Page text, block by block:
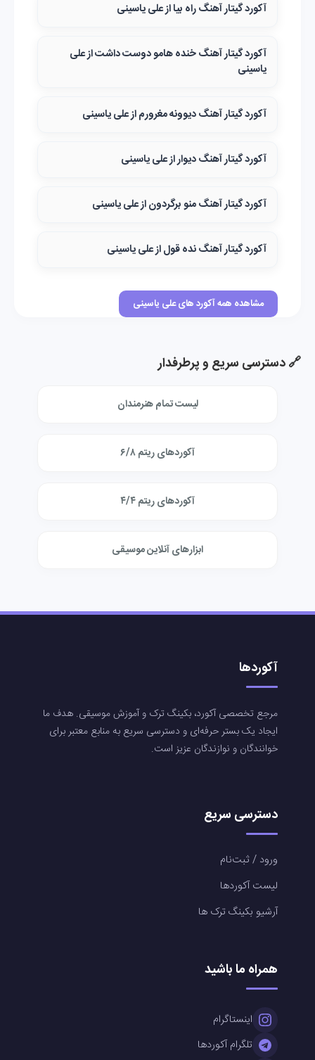
آکورد گیتار آهنگ راه بیا از علی یاسینی
آکورد گیتار آهنگ خنده هامو دوست داشت از علی
یاسینی
آکورد گیتار آهنگ دیوونه مغرورم از علی یاسینی
آکورد گیتار آهنگ دیوار از علی یاسینی
آکورد گیتار آهنگ منو برگردون از علی یاسینی
آکورد گیتار آهنگ نده قول از علی یاسینی
مشاهده همه آکورد های علی یاسینی
🔗 دسترسی سریع و پرطرفدار
لیست تمام هنرمندان
آکوردهای ریتم ۶/۸
آکوردهای ریتم ۴/۴
ابزارهای آنلاین موسیقی
آکوردها
مرجع تخصصی آکورد، بکینگ ترک و آموزش موسیقی. هدف ما
ایجاد یک بستر حرفه‌ای و دسترسی سریع به منابع معتبر برای
خوانندگان و نوازندگان عزیز است.
دسترسی سریع
ورود / ثبت‌نام
لیست آکوردها
آرشیو بکینگ ترک ها
همراه ما باشید
اینستاگرام
تلگرام آکوردها